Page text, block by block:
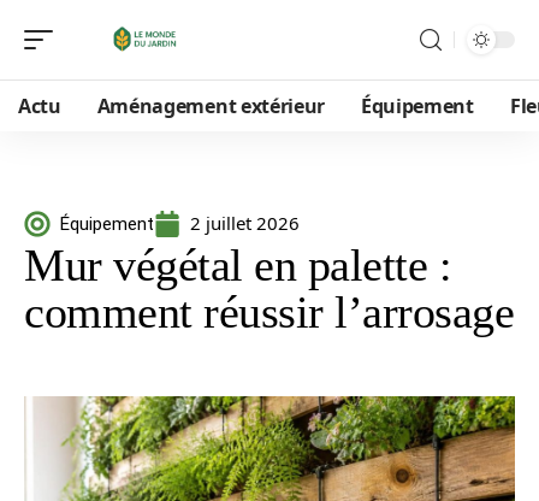
Actu Aménagement extérieur Équipement
Équipement 2 juillet 2026
Mur végétal en palette :
comment réussir l’arrosage